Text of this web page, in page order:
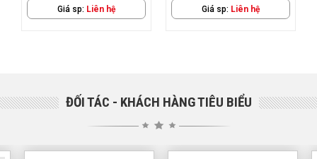
Giá sp: Liên hệ Giá sp: Liên hệ
ĐỐI TÁC - KHÁCH HÀNG TIÊU BIỂU